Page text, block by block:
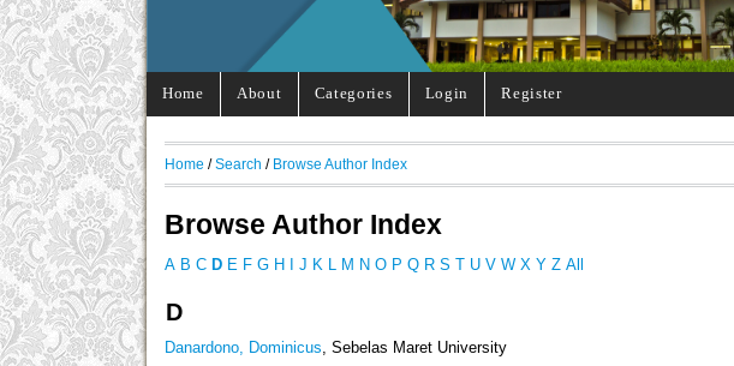
Home About Categories Login Register
Home / Search / Browse Author Index
Browse Author Index
A B C D E F G H I J K L M N O P Q R S T U V W X Y Z All
D
Danardono, Dominicus, Sebelas Maret University